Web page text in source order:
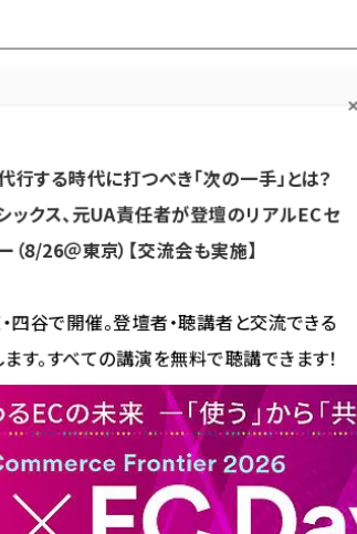
ネ
から探す セミナー／イベント から探す
バンフーオンラインショップ」に不正アクセス
ECサイト「バン
クセス
行する時代に打つべき「次の一手」とは？
ックス、元UA責任者が登壇のリアルECセ
（8/26＠東京）【交流会も実施】
・四谷で開催。登壇者・聴講者と交流できる
す。すべての講演を無料で聴講できます！